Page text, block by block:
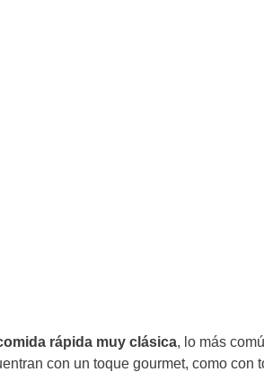
rápida muy clásica, lo más
con un toque gourmet, como con